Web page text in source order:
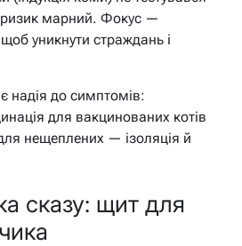
ризик марний. Фокус —
уникнути страждань і
надія до симптомів:
для вакцинованих котів
нещеплених — ізоляція й
сказу: щит для